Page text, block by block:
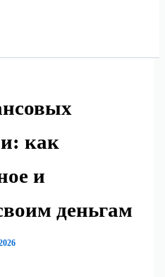
как
и
деньгам